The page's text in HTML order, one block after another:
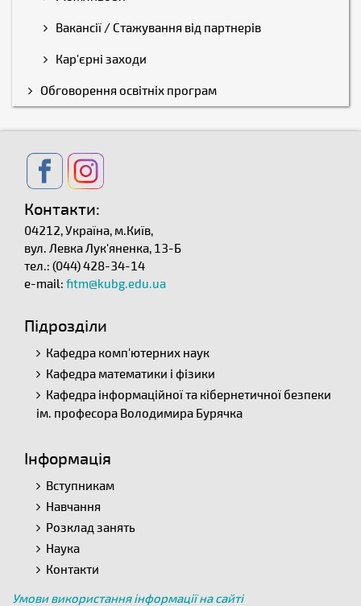
Вакансії / Стажування від партнерів
Кар'єрні заходи
Обговорення освітніх програм
Контакти:
04212, Україна, м.Київ,
вул. Левка Лук'яненка, 13-Б
тел.: (044) 428-34-14
e-mail: fitm@kubg.edu.ua
Підрозділи
Кафедра комп'ютерних наук
Кафедра математики і фізики
Кафедра інформаційної та кібернетичної безпеки
ім. професора Володимира Бурячка
Інформація
Вступникам
Навчання
Розклад занять
Наука
Контакти
Умови використання інформації на сайті